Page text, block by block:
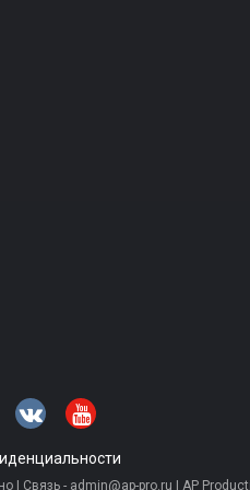
| Связь - admin@ap-pro.ru | AP